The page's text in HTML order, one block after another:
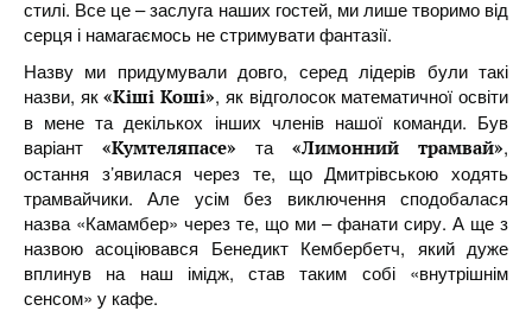
стилі. Все це – заслуга наших гостей, ми лише творимо від
серця і намагаємось не стримувати фантазії.
Назву ми придумували довго, серед лідерів були такі
назви, як«Кіші Коші», як відголосок математичної освіти
в мене та декількох інших членів нашої команди. Був
варіант «Кумтеляпасе» та «Лимонний трамвай»,
остання з’явилася через те, що Дмитрівською ходять
трамвайчики. Але усім без виключення сподобалася
назва «Камамбер» через те, що ми – фанати сиру. А ще з
назвою асоціювався Бенедикт Кембербетч, який дуже
вплинув на наш імідж, став таким собі «внутрішнім
сенсом» у кафе.